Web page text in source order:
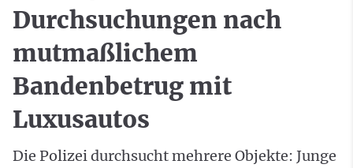
Durchsuchungen nach
mutmaßlichem
Bandenbetrug mit
Luxusautos
Die Polizei durchsucht mehrere Objekte: Junge